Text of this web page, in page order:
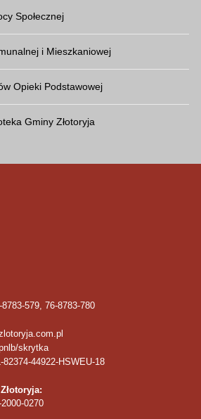
Społecznej
i Mieszkaniowej
Opieki Podstawowej
Gminy Złotoryja
579, 76-8783-780
skrytka
44922-HSWEU-18
0270